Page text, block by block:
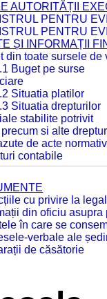
AUTORITĂȚII
PENTRU
PENTRU
ȘI INFORMAȚII
din toate sursele de
Buget pe surse
Situatia platilor
Situatia drepturilor
stabilite potrivit
precum si alte
de acte
contabile
cu privire la
din oficiu
în care se
verbale ale
de căsătorie